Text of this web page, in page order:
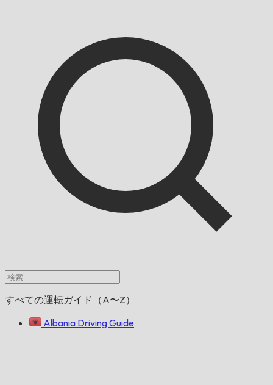
すべての運転ガイド（A〜Z）
Albania Driving Guide